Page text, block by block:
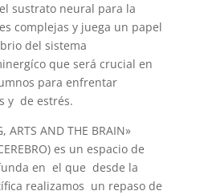
sustrato neural para la
complejas y juega un papel
del sistema
que será crucial en
para enfrentar
y de estrés.
ARTS AND THE BRAIN»
es un espacio de
en el que desde la
realizamos un repaso de